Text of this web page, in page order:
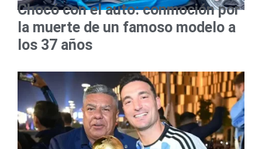
Chocó con el auto: conmoción por
la muerte de un famoso modelo a
los 37 años